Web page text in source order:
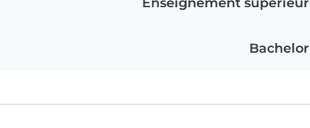
Enseignement supérieur
Bachelor